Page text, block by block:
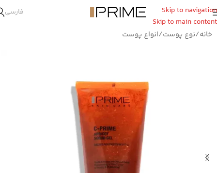
Skip to navigation
Skip to main content
فارسی
خانه/نوع پوست/انواع پوست